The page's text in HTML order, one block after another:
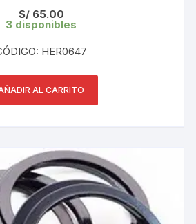
S/65.00
3 disponibles
HER0647
AL CARRITO